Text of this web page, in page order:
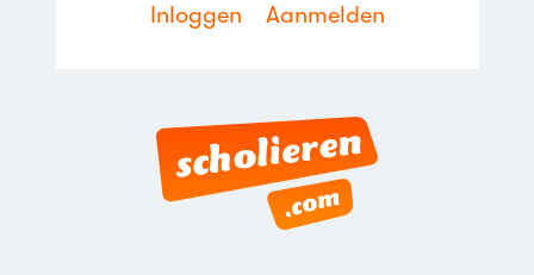
Reageren
Inloggen Aanmelden